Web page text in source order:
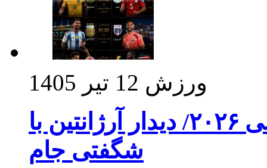
ورزش 12 تیر 1405
برنامه بازی های امشب جام جهانی ۲۰۲۶/ دیدار آرژانتین با
شگفتی جام